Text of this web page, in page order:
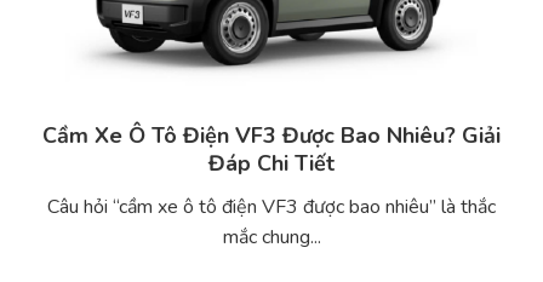
Cầm Xe Ô Tô Điện VF3 Được Bao Nhiêu? Giải
Đáp Chi Tiết
Câu hỏi “cầm xe ô tô điện VF3 được bao nhiêu” là thắc
mắc chung...